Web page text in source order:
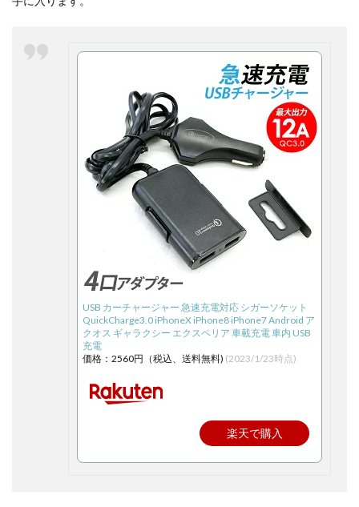
USB カーチャージャー 急速充電対応 シガーソケット
QuickCharge3.0 iPhoneX iPhone8 iPhone7 Android ア
クオス ギャラクシー エクスペリア 車載充電 車内 USB
充電
価格：2560円（税込、送料無料) (2023/1/23時点)
楽天で購入